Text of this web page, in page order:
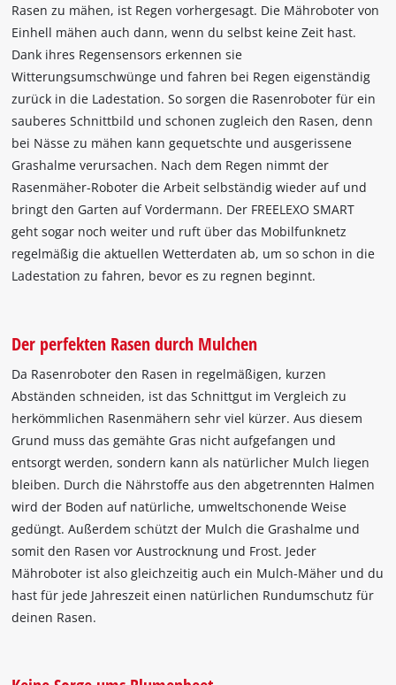
Rasen zu mähen, ist Regen vorhergesagt. Die Mähroboter von
Einhell mähen auch dann, wenn du selbst keine Zeit hast.
Dank ihres Regensensors erkennen sie
Witterungsumschwünge und fahren bei Regen eigenständig
zurück in die Ladestation. So sorgen die Rasenroboter für ein
sauberes Schnittbild und schonen zugleich den Rasen, denn
bei Nässe zu mähen kann gequetschte und ausgerissene
Grashalme verursachen. Nach dem Regen nimmt der
Rasenmäher-Roboter die Arbeit selbständig wieder auf und
bringt den Garten auf Vordermann. Der FREELEXO SMART
geht sogar noch weiter und ruft über das Mobilfunknetz
regelmäßig die aktuellen Wetterdaten ab, um so schon in die
Ladestation zu fahren, bevor es zu regnen beginnt.
Der perfekten Rasen durch Mulchen
Da Rasenroboter den Rasen in regelmäßigen, kurzen
Abständen schneiden, ist das Schnittgut im Vergleich zu
herkömmlichen Rasenmähern sehr viel kürzer. Aus diesem
Grund muss das gemähte Gras nicht aufgefangen und
entsorgt werden, sondern kann als natürlicher Mulch liegen
bleiben. Durch die Nährstoffe aus den abgetrennten Halmen
wird der Boden auf natürliche, umweltschonende Weise
gedüngt. Außerdem schützt der Mulch die Grashalme und
somit den Rasen vor Austrocknung und Frost. Jeder
Mähroboter ist also gleichzeitig auch ein Mulch-Mäher und du
hast für jede Jahreszeit einen natürlichen Rundumschutz für
deinen Rasen.